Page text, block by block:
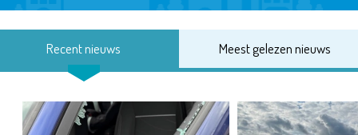
Recent nieuws Meest gelezen nieuws